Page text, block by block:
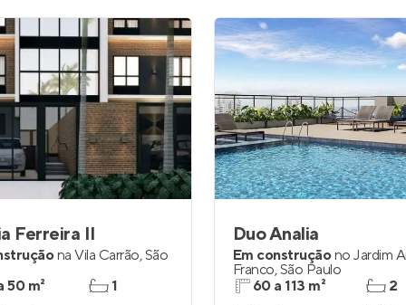
Ferreira II
na Vila Carrão,São
50 m²
1
Duo Analia
Em construçãono Jardim
Franco,São Paulo
60 a 113 m²
2